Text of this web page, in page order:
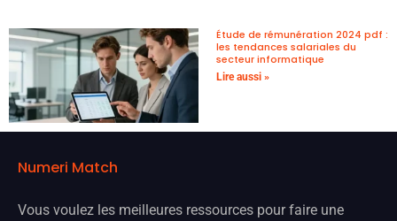
Étude de rémunération 2024 pdf :
les tendances salariales du
secteur informatique
Lire aussi »
Numeri Match
Vous voulez les meilleures ressources pour faire une